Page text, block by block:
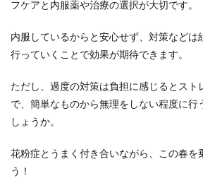
フケアと内服薬や治療の選択が大切です。
内服しているからと安心せず、対策などは
行っていくことで効果が期待できます。
ただし、過度の対策は負担に感じるとスト
で、簡単なものから無理をしない程度に行
しょうか。
花粉症とうまく付き合いながら、この春を
う！